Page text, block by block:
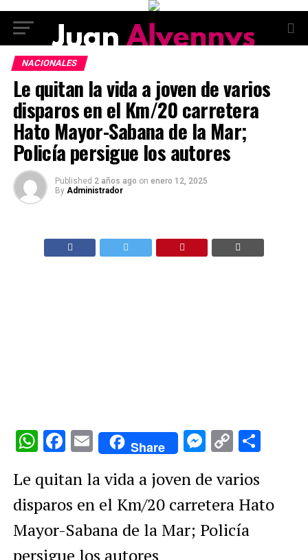
NACIONALES
Le quitan la vida a joven de varios
disparos en el Km/20 carretera
Hato Mayor-Sabana de la Mar;
Policía persigue los autores
Published 2 años ago on enero 12, 2025
By Administrador
WhatsApp
Facebook
EmailShare
Copy
Le quitan la vida a joven de varios
disparos en el Km/20 carretera Hato
Mayor-Sabana de la Mar; Policía
persigue los autores